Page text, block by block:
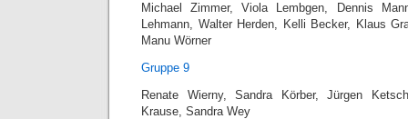
Michael Zimmer, Viola Lembgen, Dennis
Lehmann, Walter Herden, Kelli Becker, Klaus
Manu Wörner
Gruppe 9
Renate Wierny, Sandra Körber, Jürgen
Krause, Sandra Wey